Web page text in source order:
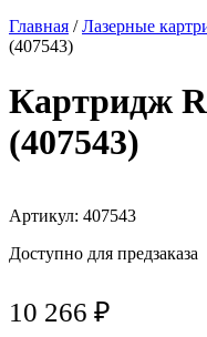
Главная /Лазерные
(407543)
Картридж
(407543)
Артикул: 407543
Доступно для предзаказа
10 266 ₽